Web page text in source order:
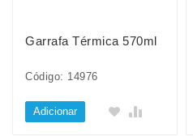
Garrafa Térmica 570ml
Código: 14976
Adicionar